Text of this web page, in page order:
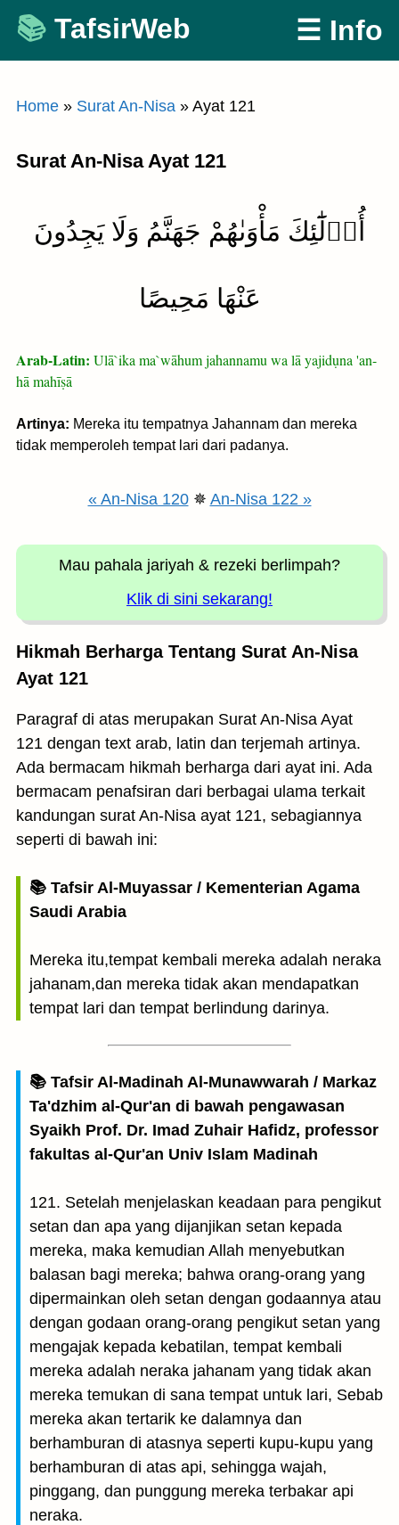
Skip
content
TafsirWeb ☰ Info
Home » Surat An-Nisa » Ayat 121
Surat An-Nisa Ayat 121
أُو۟لَٰٓئِكَ مَأْوَىٰهُمْ جَهَنَّمُ وَلَا يَجِدُونَ
عَنْهَا مَحِيصًا
Arab-Latin: Ulā`ika ma`wāhum jahannamu wa lā yajidụna 'an-
hā mahīṣā
Artinya: Mereka itu tempatnya Jahannam dan mereka
tidak memperoleh tempat lari dari padanya.
« An-Nisa 120✵ An-Nisa 122 »
Mau pahala jariyah & rezeki berlimpah?
Klik di sini sekarang!
Hikmah Berharga Tentang Surat An-Nisa
Ayat 121
Paragraf di atas merupakan Surat An-Nisa Ayat
121 dengan text arab, latin dan terjemah artinya.
Ada bermacam hikmah berharga dari ayat ini. Ada
bermacam penafsiran dari berbagai ulama terkait
kandungan surat An-Nisa ayat 121, sebagiannya
seperti di bawah ini:
📚 Tafsir Al-Muyassar / Kementerian Agama
Saudi Arabia
Mereka itu,tempat kembali mereka adalah neraka
jahanam,dan mereka tidak akan mendapatkan
tempat lari dan tempat berlindung darinya.
📚 Tafsir Al-Madinah Al-Munawwarah / Markaz
Ta'dzhim al-Qur'an di bawah pengawasan
Syaikh Prof. Dr. Imad Zuhair Hafidz, professor
fakultas al-Qur'an Univ Islam Madinah
121. Setelah menjelaskan keadaan para pengikut
setan dan apa yang dijanjikan setan kepada
mereka, maka kemudian Allah menyebutkan
balasan bagi mereka; bahwa orang-orang yang
dipermainkan oleh setan dengan godaannya atau
dengan godaan orang-orang pengikut setan yang
mengajak kepada kebatilan, tempat kembali
mereka adalah neraka jahanam yang tidak akan
mereka temukan di sana tempat untuk lari, Sebab
mereka akan tertarik ke dalamnya dan
berhamburan di atasnya seperti kupu-kupu yang
berhamburan di atas api, sehingga wajah,
pinggang, dan punggung mereka terbakar api
neraka.